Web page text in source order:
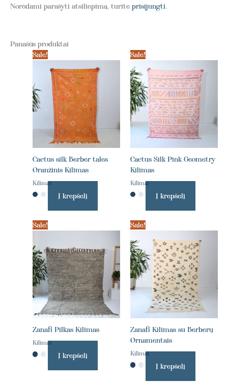
Norėdami parašyti atsiliepimą, turite prisijungti.
Panašūs produktai
Sale!
Cactus silk Berber tales
Oranžinis Kilimas
Kilimai
Į krepšelį
Sale!
Cactus Silk Pink Geometry
Kilimas
Kilimai
Į krepšelį
Sale!
Zanafi Pilkas Kilimas
Kilimai
Į krepšelį
Sale!
Zanafi Kilimas su Berberų
Ornamentais
Kilimai
Į krepšelį